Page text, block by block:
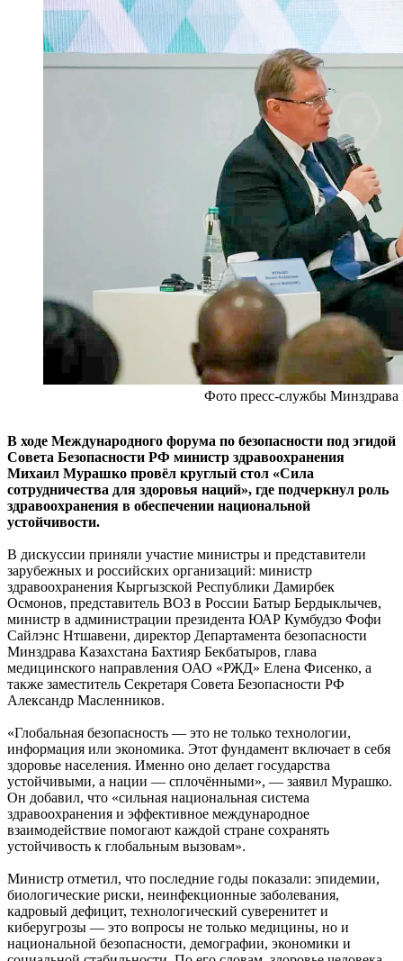
Фото пресс-службы
В ходе Международного форума по безопасности под эгидой
Совета Безопасности РФ министр здравоохранения
Михаил Мурашко провёл круглый стол «Сила
сотрудничества для здоровья наций», где подчеркнул роль
здравоохранения в обеспечении национальной
устойчивости.
В дискуссии приняли участие министры и представители
зарубежных и российских организаций: министр
здравоохранения Кыргызской Республики Дамирбек
Осмонов, представитель ВОЗ в России Батыр Бердыклычев,
министр в администрации президента ЮАР Кумбудзо Фофи
Сайлэнс Нтшавени, директор Департамента безопасности
Минздрава Казахстана Бахтияр Бекбатыров, глава
медицинского направления ОАО «РЖД» Елена Фисенко, а
также заместитель Секретаря Совета Безопасности РФ
Александр Масленников.
«Глобальная безопасность — это не только технологии,
информация или экономика. Этот фундамент включает в себя
здоровье населения. Именно оно делает государства
устойчивыми, а нации — сплочёнными», — заявил Мурашко.
Он добавил, что «сильная национальная система
здравоохранения и эффективное международное
взаимодействие помогают каждой стране сохранять
устойчивость к глобальным вызовам».
Министр отметил, что последние годы показали: эпидемии,
биологические риски, неинфекционные заболевания,
кадровый дефицит, технологический суверенитет и
киберугрозы — это вопросы не только медицины, но и
национальной безопасности, демографии, экономики и